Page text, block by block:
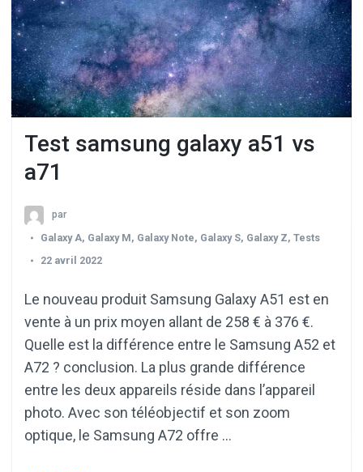
Test samsung galaxy a51 vs
a71
par
Galaxy A, Galaxy M, Galaxy Note, Galaxy S, Galaxy Z, Tests
22 avril 2022
Le nouveau produit Samsung Galaxy A51 est en
vente à un prix moyen allant de 258 € à 376 €.
Quelle est la différence entre le Samsung A52 et
A72 ? conclusion. La plus grande différence
entre les deux appareils réside dans l’appareil
photo. Avec son téléobjectif et son zoom
optique, le Samsung A72 offre …